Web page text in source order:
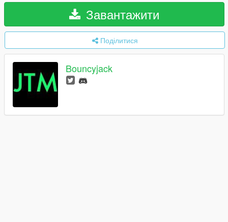
Завантажити
Поділитися
Bouncyjack